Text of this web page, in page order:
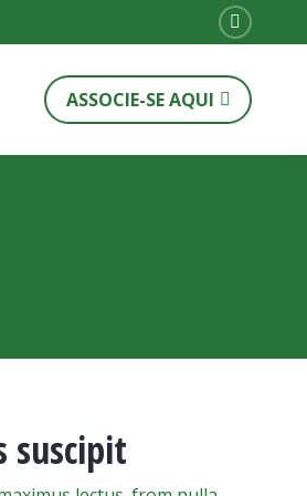
page
opens
ASSOCIE-SE AQUI
suscipit